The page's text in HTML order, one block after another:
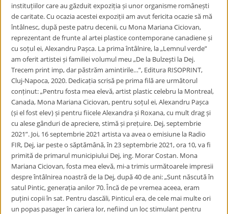
instituțiilor care au găzduit expoziția și unor organisme românești
de caritate. Cu ocazia acestei expoziții am avut fericita ocazie să mă
întâlnesc, după peste patru decenii, cu Mona Mariana Ciciovan,
reprezentant de frunte al artei plastice contemporane canadiene și
cu soțul ei, Alexandru Pașca. La prima întâlnire, la „Lemnul verde”
am oferit artistei și familiei volumul meu „De la Bulzești la Dej.
Trecem print imp, dar păstrăm amintirile…”, Editura RISOPRINT,
Cluj-Napoca, 2020. Dedicația scrisă pe prima filă are următorul
conținut: „Pentru fosta mea elevă, artist plastic celebru la Montreal,
Canada, Mona Mariana Ciciovan, pentru soțul ei, Alexandru Pașca
(și el fost elev) și pentru fiicele Alexandra și Roxana, cu mult drag și
cu alese gânduri de apreciere, stimă și prețuire. Dej, septembrie
2021”. Joi, 16 septembrie 2021 artista va avea o emisiune la Radio
FIR, Dej, iar peste o săptămână, în 23 septembrie 2021, ora 10, va fi
primită de primarul municipiului Dej, ing. Morar Costan. Mona
Mariana Ciciovan, fosta mea elevă, mi-a trimis următoarele impresii
despre întâlnirea noastră de la Dej, după 40 de ani: „Sunt născută în
satul Pintic, generația anilor 70. Încă de pe vremea aceea, eram
puțini copii în sat. Pentru dascăli, Pinticul era, de cele mai multe ori
un popas pasager în cariera lor, nefiind un loc stimulant pentru